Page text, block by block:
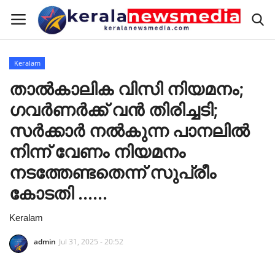
Home
Keralam
National
International
RealEstate
Keralam
താൽകാലിക വിസി നിയമനം;
ഗവർണർക്ക് വൻ തിരിച്ചടി;
സർക്കാർ നൽകുന്ന പാനലിൽ
നിന്ന് വേണം നിയമനം
നടത്തേണ്ടതെന്ന് സുപ്രീം
കോടതി ......
Keralam
admin Jul 31, 2025 - 20:52